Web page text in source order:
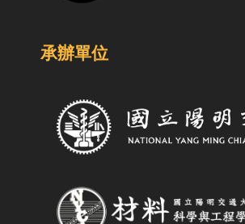
承辦單位